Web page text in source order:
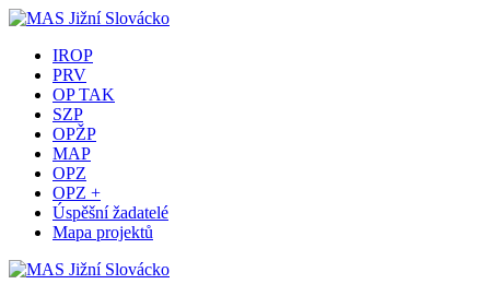
IROP
PRV
OP TAK
SZP
OPŽP
MAP
OPZ
OPZ +
Úspěšní žadatelé
Mapa projektů